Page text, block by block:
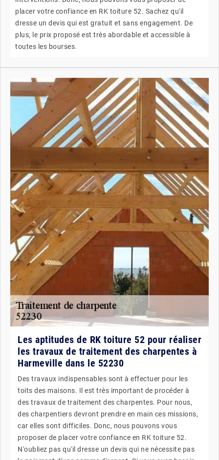
placer votre confiance en RK toiture 52. Sachez qu'il
dresse un devis qui est gratuit et sans engagement. De
plus, le prix proposé est très abordable et accessible à
toutes les bourses.
Les aptitudes de RK toiture 52 pour réaliser
les travaux de traitement des charpentes à
Harmeville dans le 52230
Des travaux indispensables sont à effectuer pour les
toits des maisons. Il est très important de procéder à
des travaux de traitement des charpentes. Pour nous,
des charpentiers devront prendre en main ces missions,
car elles sont difficiles. Donc, nous pouvons vous
proposer de placer votre confiance en RK toiture 52.
N'oubliez pas qu'il dresse un devis qui ne nécessite pas